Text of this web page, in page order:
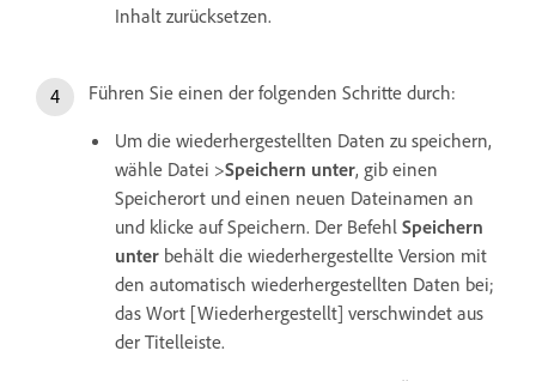
Inhalt zurücksetzen.
Führen Sie einen der folgenden Schritte durch:
Um die wiederhergestellten Daten zu speichern,
wähle Datei >Speichern unter, gib einen
Speicherort und einen neuen Dateinamen an
und klicke auf Speichern. Der Befehl Speichern
unter behält die wiederhergestellte Version mit
den automatisch wiederhergestellten Daten bei;
das Wort [Wiederhergestellt] verschwindet aus
der Titelleiste.